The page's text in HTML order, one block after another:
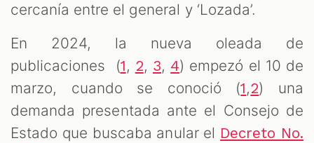
cercanía entre el general y ‘Lozada’.
En 2024, la nueva oleada de
publicaciones (1, 2, 3, 4) empezó el 10 de
marzo, cuando se conoció (1,2) una
demanda presentada ante el Consejo de
Estado que buscaba anular el Decreto No.